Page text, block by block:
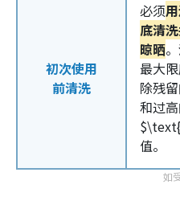
初次使用
前清洗
必须
底清
晾晒
最大
除残
和过
值。